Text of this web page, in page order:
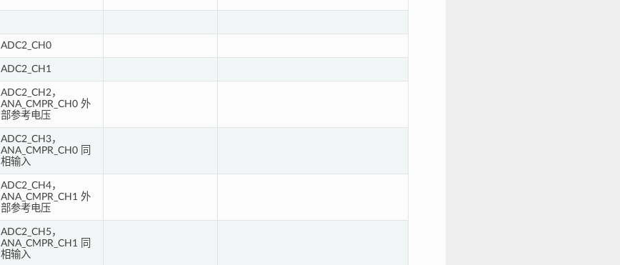
ADC2_CH0
ADC2_CH1
ADC2_CH2，
ANA_CMPR_CH0 外
部参考电压
ADC2_CH3，
ANA_CMPR_CH0 同
相输入
ADC2_CH4，
ANA_CMPR_CH1 外
部参考电压
ADC2_CH5，
ANA_CMPR_CH1 同
相输入